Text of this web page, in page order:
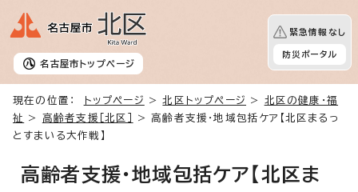
名古屋市 トップページ
緊急情報なし
防災ポータル
現在の位置： トップページ >北区トップページ > 北区の健康・福
祉
> 高齢者支援［北区］
> 高齢者支援・地域包括ケア【北区まるっ
とすまいる大作戦】
高齢者支援・地域包括ケア【北区ま